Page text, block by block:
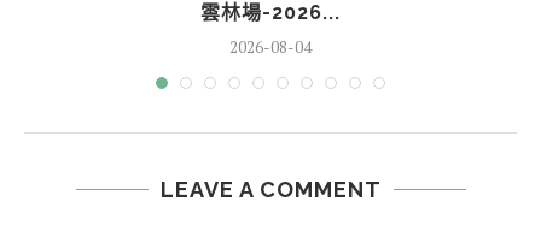
雲林場-2026...
2026-08-04
LEAVE A COMMENT